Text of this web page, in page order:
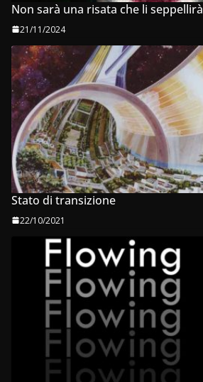
Non sarà una risata che li seppellirà
21/11/2024
Stato di transizione
22/10/2021